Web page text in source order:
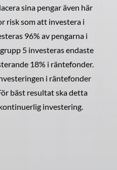
sina pengar även här
risk som att investera i
96% av pengarna i
5 investeras endaste
18% i räntefonder.
i räntefonder
bäst resultat ska detta
investering.